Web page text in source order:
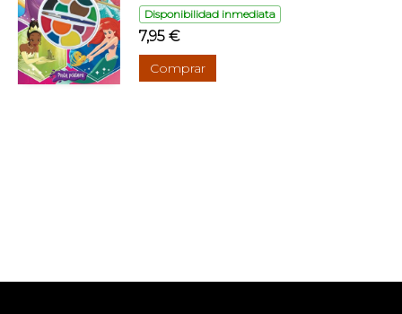
Disponibilidad inmediata
7,95 €
Comprar